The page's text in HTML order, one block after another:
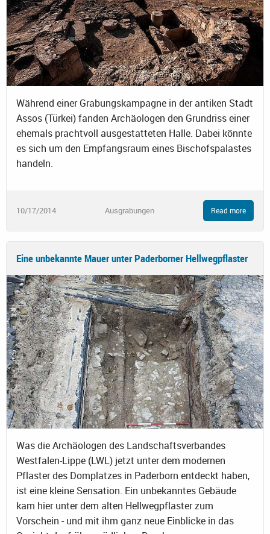
Während einer Grabungskampagne in der antiken Stadt
Assos (Türkei) fanden Archäologen den Grundriss einer
ehemals prachtvoll ausgestatteten Halle. Dabei könnte
es sich um den Empfangsraum eines Bischofspalastes
handeln.
10/17/2014 Ausgrabungen Read more
Eine unbekannte Mauer unter Paderborner Hellwegpflaster
Was die Archäologen des Landschaftsverbandes
Westfalen-Lippe (LWL) jetzt unter dem modernen
Pflaster des Domplatzes in Paderborn entdeckt haben,
ist eine kleine Sensation. Ein unbekanntes Gebäude
kam hier unter dem alten Hellwegpflaster zum
Vorschein - und mit ihm ganz neue Einblicke in das